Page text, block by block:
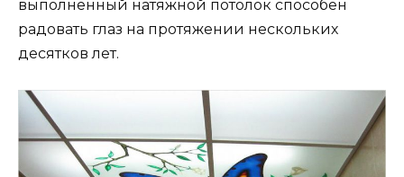
выполненный натяжной потолок способен
радовать глаз на протяжении нескольких
десятков лет.